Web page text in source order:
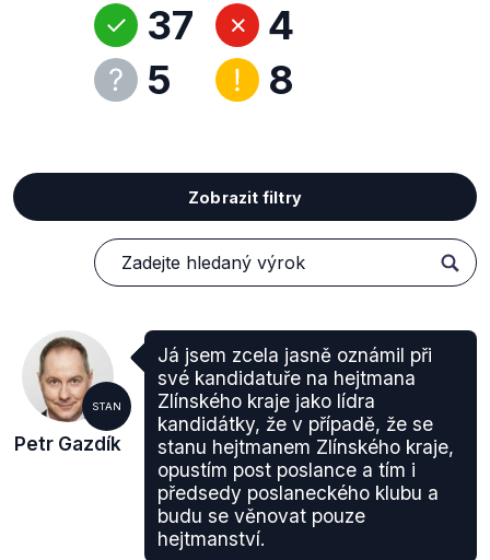
37
5
4
8
Zobrazit filtry
STAN
Petr Gazdík
Já jsem zcela jasně oznámil při
své kandidatuře na hejtmana
Zlínského kraje jako lídra
kandidátky, že v případě, že se
stanu hejtmanem Zlínského kraje,
opustím post poslance a tím i
předsedy poslaneckého klubu a
budu se věnovat pouze
hejtmanství.